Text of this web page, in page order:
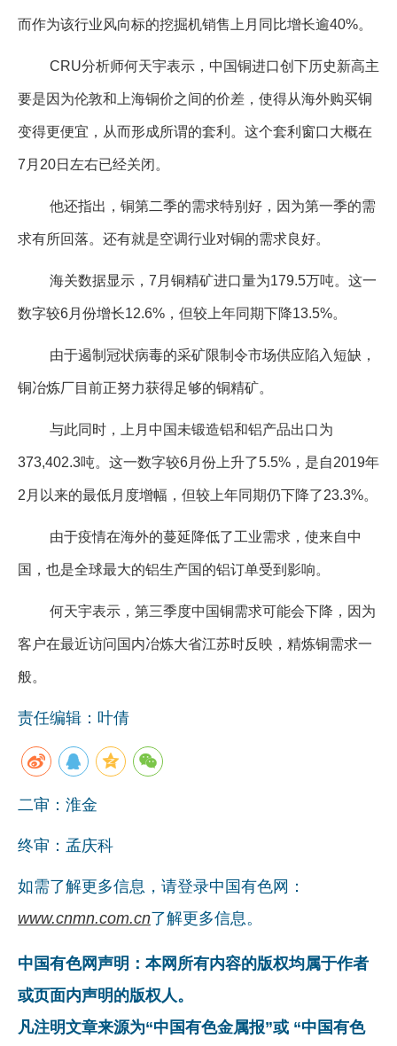
而作为该行业风向标的挖掘机销售上月同比增长逾40%。
CRU分析师何天宇表示，中国铜进口创下历史新高主
要是因为伦敦和上海铜价之间的价差，使得从海外购买铜
变得更便宜，从而形成所谓的套利。这个套利窗口大概在
7月20日左右已经关闭。
他还指出，铜第二季的需求特别好，因为第一季的需
求有所回落。还有就是空调行业对铜的需求良好。
海关数据显示，7月铜精矿进口量为179.5万吨。这一
数字较6月份增长12.6%，但较上年同期下降13.5%。
由于遏制冠状病毒的采矿限制令市场供应陷入短缺，
铜冶炼厂目前正努力获得足够的铜精矿。
与此同时，上月中国未锻造铝和铝产品出口为
373,402.3吨。这一数字较6月份上升了5.5%，是自2019年
2月以来的最低月度增幅，但较上年同期仍下降了23.3%。
由于疫情在海外的蔓延降低了工业需求，使来自中
国，也是全球最大的铝生产国的铝订单受到影响。
何天宇表示，第三季度中国铜需求可能会下降，因为
客户在最近访问国内冶炼大省江苏时反映，精炼铜需求一
般。
责任编辑：叶倩
二审：淮金
终审：孟庆科
如需了解更多信息，请登录中国有色网：
www.cnmn.com.cn了解更多信息。
中国有色网声明：本网所有内容的版权均属于作者
或页面内声明的版权人。
凡注明文章来源为“中国有色金属报”或 “中国有色